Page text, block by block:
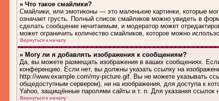
» Что такое смайлики?
Смайлики, или эмотиконы — это маленькие картинки, которые
означает грусть. Полный список смайликов можно увидеть в
сделать сообщение нечитаемым, и модератор может
может ограничить количество смайликов, которое можно
Вернуться к началу
» Могу ли я добавлять изображения к сообщениям?
Да, вы можете размещать изображения в ваших сообщениях.
конференцию. Если нет, вы должны указать ссылку на
http://www.example.com/my-picture.gif. Вы не можете указывать
общедоступным сервером), ни на изображения, для доступа к
Yahoo, защищённые паролями сайты и т. п. Для указания ссылок
Вернуться к началу